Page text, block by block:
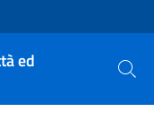
ed
Cerca